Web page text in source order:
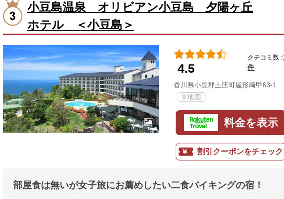
小豆島温泉 オリビアン小豆島 夕陽ヶ丘
ホテル ＜小豆島＞
4.5
クチコミ数 :
件
香川県小豆郡土庄町屋形崎甲63-1
地図
料金を表示
割引クーポンをチェック
部屋食は無いが女子旅にお薦めしたい二食バイキングの宿！